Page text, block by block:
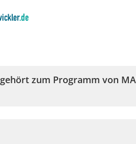
gehört zum Programm von